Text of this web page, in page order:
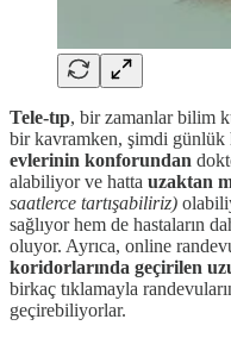
Tele-tıp, bir zamanlar bilim
bir kavramken, şimdi günlük
evlerinin konforundan
alabiliyor ve hatta uzaktan
saatlerce tartışabiliriz)
sağlıyor hem de hastaların
oluyor. Ayrıca, online
koridorlarında geçirilen
birkaç tıklamayla
geçirebiliyorlar.